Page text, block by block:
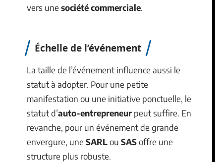
vers une société commerciale.
Échelle de l’événement
La taille de l’événement influence aussi le
statut à adopter. Pour une petite
manifestation ou une initiative ponctuelle, le
statut d’auto-entrepreneur peut suffire. En
revanche, pour un événement de grande
envergure, une SARLou SASoffre une
structure plus robuste.